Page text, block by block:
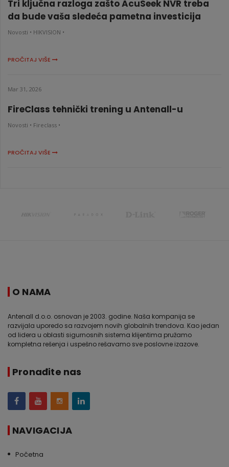
Tri ključna razloga zašto AcuSeek NVR treba
da bude vaša sledeća pametna investicija
Novosti • HIKVISION •
PROČITAJ VIŠE
Mar 31, 2026
FireClass tehnički trening u Antenall-u
Novosti • Fireclass •
PROČITAJ VIŠE
O NAMA
Antenall d.o.o. osnovan je 2003. godine. Naša kompanija se
razvijala uporedo sa razvojem novih globalnih trendova. Kao jedan
od lidera u oblasti sigurnosnih sistema klijentima pružamo
kompletna rešenja i uspešno rešavamo sve poslovne izazove.
Pronađite nas
NAVIGACIJA
Početna